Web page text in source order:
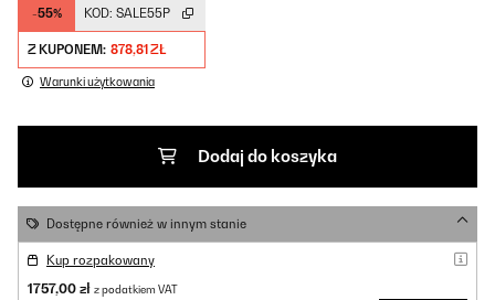
-55% KOD: SALE55P
Z KUPONEM: 878,81 ZŁ
Warunki użytkowania
Dodaj do koszyka
Dostępne również w innym stanie
Kup rozpakowany
1757,00 zł z podatkiem VAT